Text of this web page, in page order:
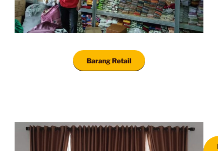
Barang Retail